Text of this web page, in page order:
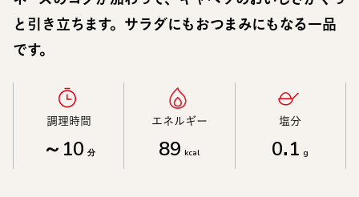
と引き立ちます。サラダにもおつまみにもなる一品
です。
調理時間​
～10 分
エネルギー​
89 kcal
塩分​
0.1 g